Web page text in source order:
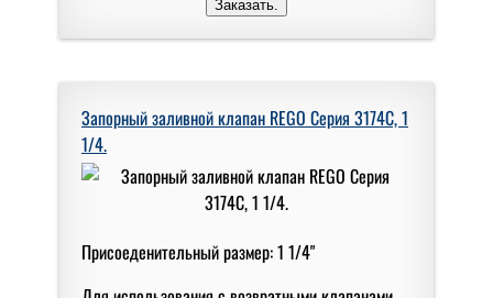
Запорный заливной клапан REGO Серия 3174C, 1
1/4.
Присоеденительный размер: 1 1/4"